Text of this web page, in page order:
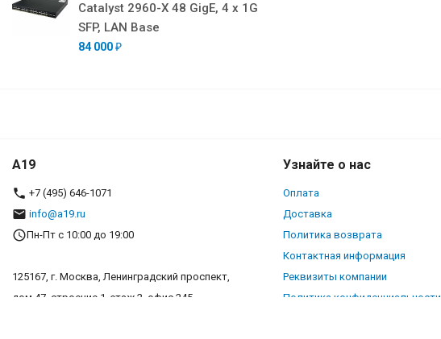
Catalyst 2960-X 48 GigE, 4 x 1G
SFP, LAN Base
84 000 ₽
A19
+7 (495) 646-1071
info@a19.ru
Пн-Пт с 10:00 до 19:00
125167, г. Москва, Ленинградский проспект,
дом 47, строение 1, этаж 2, офис 245
Узнайте о нас
Оплата
Доставка
Политика возврата
Контактная информация
Реквизиты компании
Политика конфиденциальности